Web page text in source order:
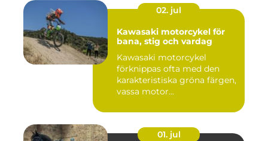
02. jul
Kawasaki motorcykel för
bana, stig och vardag
Kawasaki motorcykel
förknippas ofta med den
karakteristiska gröna färgen,
vassa motor...
01. jul